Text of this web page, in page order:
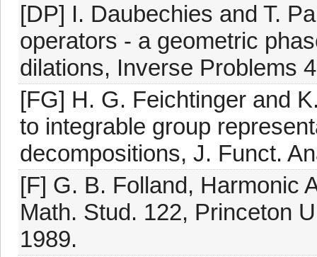
[DP] I. Daubechies and T.
operators - a geometric
dilations, Inverse Problems
[FG] H. G. Feichtinger and
to integrable group
decompositions, J. Funct.
[F] G. B. Folland, Harmonic
Math. Stud. 122, Princeton
1989.